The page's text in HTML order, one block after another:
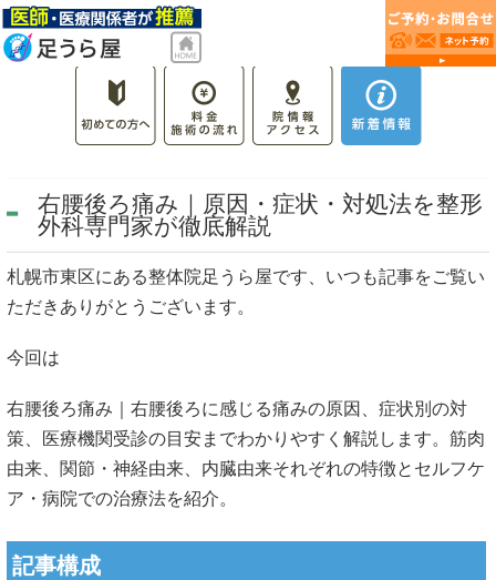
右腰後ろ痛み｜原因・症状・対処法を整形
外科専門家が徹底解説
札幌市東区にある整体院足うら屋です、いつも記事をご覧い
ただきありがとうございます。
今回は
右腰後ろ痛み｜右腰後ろに感じる痛みの原因、症状別の対
策、医療機関受診の目安までわかりやすく解説します。筋肉
由来、関節・神経由来、内臓由来それぞれの特徴とセルフケ
ア・病院での治療法を紹介。
記事構成